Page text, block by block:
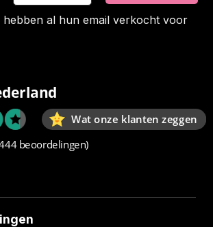
hebben al hun email verkocht voor
Wat onze klanten zeggen
beoordelingen)